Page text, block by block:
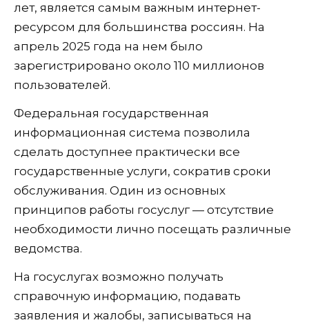
лет, является самым важным интернет-
ресурсом для большинства россиян. На
апрель 2025 года на нем было
зарегистрировано около 110 миллионов
пользователей.
Федеральная государственная
информационная система позволила
сделать доступнее практически все
государственные услуги, сократив сроки
обслуживания. Один из основных
принципов работы госуслуг — отсутствие
необходимости лично посещать различные
ведомства.
На госуслугах возможно получать
справочную информацию, подавать
заявления и жалобы, записываться на